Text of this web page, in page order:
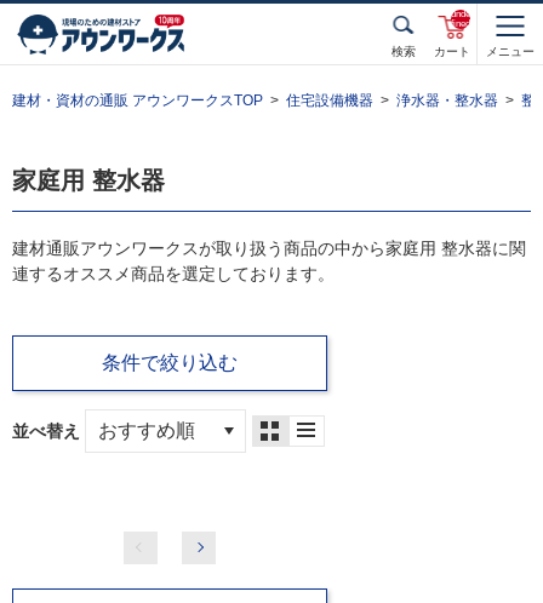
検索 カート
unde
fined
メニュー
建材・資材の通販 アウンワークスTOP 住宅設備機器 浄水器・整水器 整
家庭用 整水器
建材通販アウンワークスが取り扱う商品の中から家庭用 整水器に関
連するオススメ商品を選定しております。
条件で絞り込む
並べ替え